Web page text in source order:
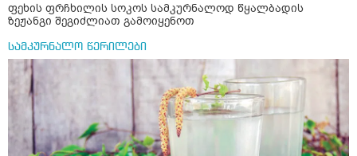
ფეხის ფრჩხილის სოკოს სამკურნალოდ წყალბადის
ზეჟანგი შეგიძლიათ გამოიყენოთ
სამკურნალო წერილები